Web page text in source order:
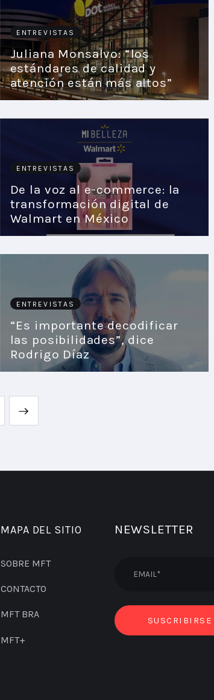
ENTREVISTAS
Juliana Monsalvo: “los
estándares de calidad y
atención están más altos”
ENTREVISTAS
De la voz al e-commerce: la
transformación digital de
Walmart en México
ENTREVISTAS
“Es importante decodificar
las posibilidades”, dice
Rodrigo Díaz
MAPA DEL SITIO
SOBRE MFT
CONTACTO
MFT BRA
MFT+
NEWSLETTER